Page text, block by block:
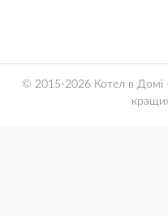
© 2015-2026 Котел в Домі